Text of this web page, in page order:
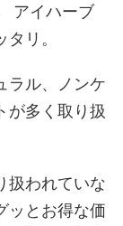
アイハーブ
リ。
ラル、ノンケ
が多く取り扱
扱われていな
ッとお得な価